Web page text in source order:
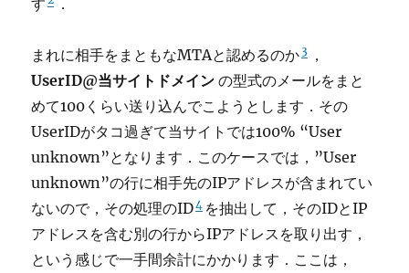
す ．
まれに相手をまともなMTAと認めるのか 3 ，
UserID@当サイトドメイン の型式のメールをまと
めて100くらい送り込んでこようとします．その
UserIDがタコ過ぎて当サイトでは100% “User
unknown”となります．このケースでは，”User
unknown”の行に相手先のIPアドレスが含まれてい
ないので，その処理のID4 を抽出して，そのIDとIP
アドレスを含む別の行からIPアドレスを取り出す，
という感じで一手間余計にかかります．ここは，